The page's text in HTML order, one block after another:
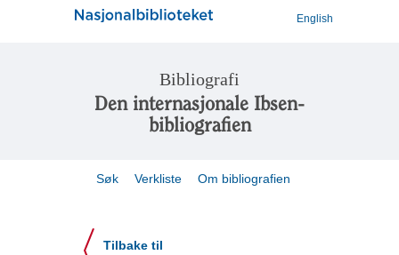
English
Bibliografi
Den internasjonale Ibsen-
bibliografien
Søk Verkliste Om bibliografien
Tilbake til